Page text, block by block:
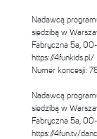
Nadawcą
siedzibą w
Fabryczna 5a,
https://4funkids.pl/
Numer koncesji:
Nadawcą
siedzibą w
Fabryczna 5a,
https://4fun.tv/